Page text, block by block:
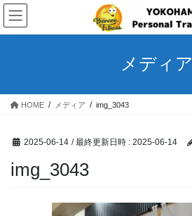
コ
ン
テ
ス
ナ
ビ
ゲ
ン
メディア
HOME メディア img_3043
2025-06-14 / 最終更新日時 : 2025-06-14
img_3043